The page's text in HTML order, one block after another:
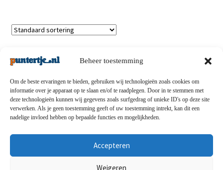
Beheer toestemming
Om de beste ervaringen te bieden, gebruiken wij technologieën zoals cookies om
informatie over je apparaat op te slaan en/of te raadplegen. Door in te stemmen met
deze technologieën kunnen wij gegevens zoals surfgedrag of unieke ID's op deze site
verwerken. Als je geen toestemming geeft of uw toestemming intrekt, kan dit een
nadelige invloed hebben op bepaalde functies en mogelijkheden.
Accepteren
Weigeren
Privacybeleid-Verzending en retouren-Algemene
voorwaarden-Disclaimert-Betaalmethoden-Over ons